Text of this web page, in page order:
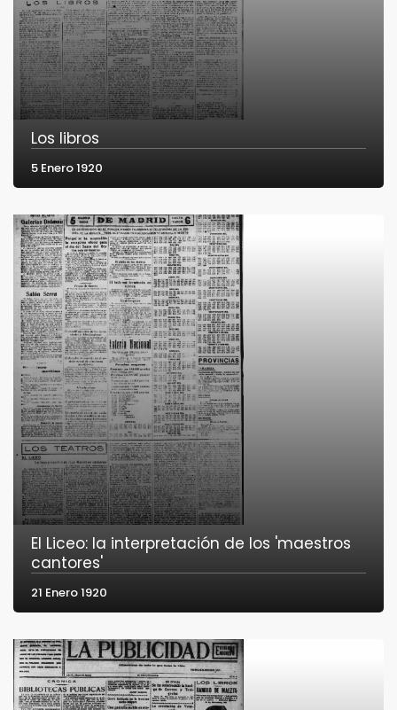
Los libros
5 Enero 1920
El Liceo: la interpretación de los 'maestros
cantores'
21 Enero 1920